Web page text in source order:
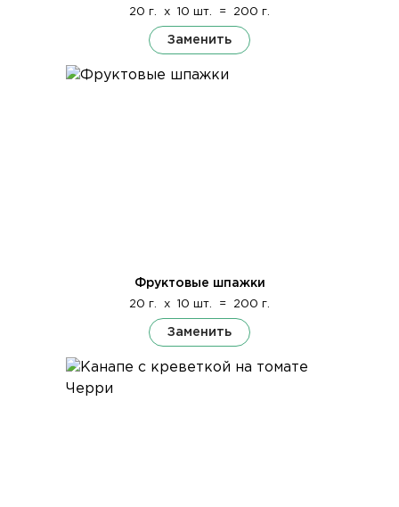
20 г. x 10 шт. = 200 г.
Заменить
Фруктовые шпажки
20 г. x 10 шт. = 200 г.
Заменить